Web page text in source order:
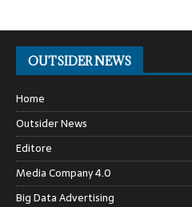
OUTSIDER NEWS
Home
Outsider News
Editore
Media Company 4.0
Big Data Advertising